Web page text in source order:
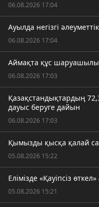
06.08.2026 17:04
Ауылда негізгі
06.08.2026 17:04
Аймақта құс
06.08.2026 17:03
Қазақстандықтардың
дауыс беруге дайын
06.08.2026 17:03
Қымызды қысқа қалай
05.08.2026 15:22
Елімізде «Қауіпсіз
05.08.2026 15:21